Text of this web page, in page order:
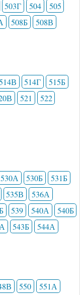
503Г 504
505
508Б
508В
514Г
515Б
521
522
530А 530Б
531Б
535В
536А
539 540А
540Б
543Б
544А
550
551А